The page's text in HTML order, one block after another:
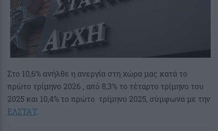
Στο 10,6% ανήλθε η ανεργία στη χώρα μας κατά το
πρώτο τρίμηνο 2026 , από 8,3% το τέταρτο τρίμηνο του
2025 και 10,4% το πρώτο τρίμηνο 2025, σύμφωνα με την
ΕΛΣΤΑΤ.